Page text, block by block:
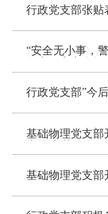
行政党支部张贴
“安全无小事，
行政党支部”今
基础物理党支部
基础物理党支部